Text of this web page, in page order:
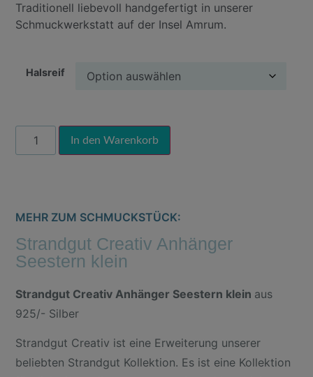
Traditionell liebevoll handgefertigt in unserer
Schmuckwerkstatt auf der Insel Amrum.
Halsreif
In den Warenkorb
MEHR ZUM SCHMUCKSTÜCK:
Strandgut Creativ Anhänger
Seestern klein
Strandgut Creativ Anhänger Seestern klein aus
925/- Silber
Strandgut Creativ ist eine Erweiterung unserer
beliebten Strandgut Kollektion. Es ist eine Kollektion